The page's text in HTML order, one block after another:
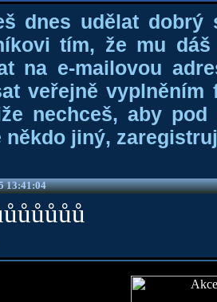
dnes udělat dobrý
tím, že mu
na e-mailovou
veřejně
nechceš, aby
někdo jiný,
13:41:04